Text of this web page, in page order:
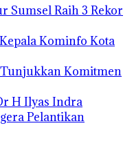
Sumsel Raih 3 Rekor
Kominfo Kota
Tunjukkan Komitmen
H Ilyas Indra
Pelantikan